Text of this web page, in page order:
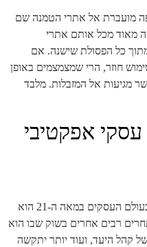
מועברת אל אתרי הטמנה שם
מאוד מכל אותם אתרי
כל הפסולת שישנה. אם
חוזר, הרי שמצמצמים באופן
מגיעות אל המזבלות. מלבד
אפקטיבי
אחד המאפיינים המשמעותיים ביותר בעולם העסקים במאה ה-21 הוא
רבים אחרים בשוק שבו הוא
היעד, ועוד יותר יתקשה